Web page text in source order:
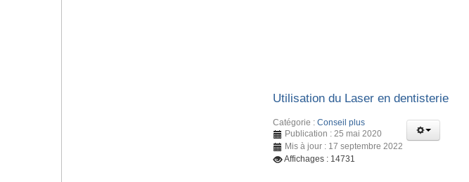
Utilisation du Laser en dentisterie
Catégorie : Conseil plus
Publication : 25 mai 2020
Mis à jour : 17 septembre 2022
Affichages : 14731